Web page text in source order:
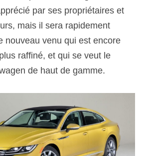
par ses propriétaires et
mais il sera rapidement
nouveau venu qui est encore
raffiné, et qui se veut le
de haut de gamme.